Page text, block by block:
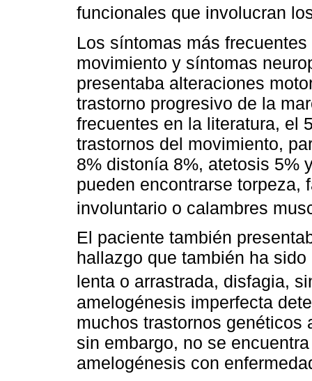
funcionales que involucran
Los síntomas más
movimiento y síntomas
presentaba alteraciones
trastorno progresivo de la
frecuentes en la literatura, el
trastornos del movimiento,
8% distonía 8%, atetosis 5%
pueden encontrarse torpeza,
involuntario o calambres
El paciente también
hallazgo que también ha
lenta o arrastrada, disfagia,
amelogénesis imperfecta
muchos trastornos
sin embargo, no se
amelogénesis con